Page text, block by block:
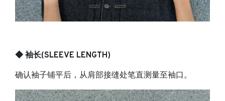
◆ 袖长(SLEEVE LENGTH)
确认袖子铺平后，从肩部接缝处笔直测量至袖口。